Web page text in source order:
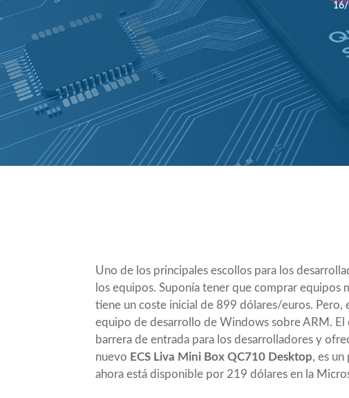
Uno de los principales escollos para los
los equipos. Suponía tener que comprar equipos
tiene un coste inicial de 899 dólares/euros. Pero,
equipo de desarrollo de Windows sobre ARM.
barrera de entrada para los desarrolladores y
nuevo ECS Liva Mini Box QC710 Desktop, es un
ahora está disponible por 219 dólares en la